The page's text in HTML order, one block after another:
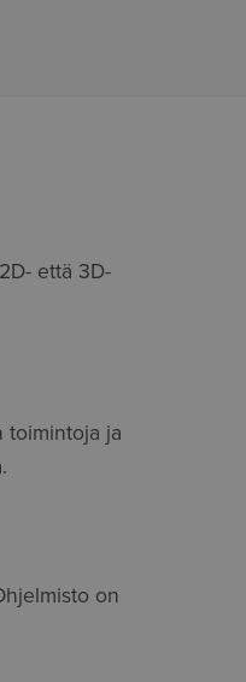
että 3D-
toimintoja ja
on